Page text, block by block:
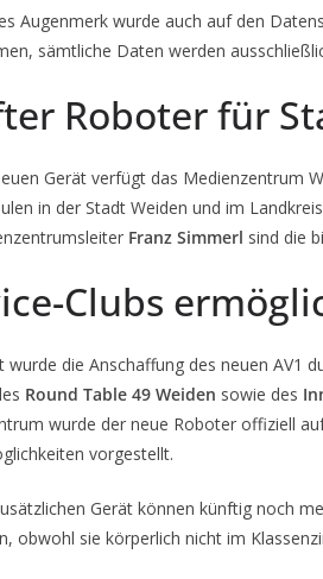
Augenmerk wurde auch auf den
sämtliche Daten werden
Roboter für
Gerät verfügt das Medienzentrum
in der Stadt Weiden und im
Franz Simmerl sind die
Clubs
wurde die Anschaffung des neuen AV1
Round Table 49 Weiden sowie des
wurde der neue Roboter offiziell
vorgestellt.
Gerät können künftig noch
obwohl sie körperlich nicht im